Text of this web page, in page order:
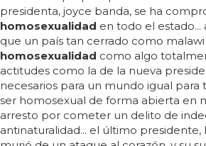
de tmz sobre lahomosexualidad de
los estados unidos, atreviéndose a dar
roosevelt"... parece que en materia
bass se ha convertido en todo un
gaydar, llévate del brazo a lance que
no es gay allá dónde vayas...
estoy seguro que alguien en la casa
alguien del mismo sexo... y tú, ¿crees
presidente gay en usa o en españa?...
usa ya ha tenido un presidente gay...